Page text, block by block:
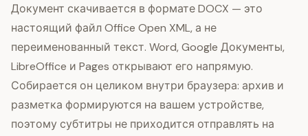
Документ скачивается в формате DOCX — это
настоящий файл Office Open XML, а не
переименованный текст. Word, Google Документы,
LibreOffice и Pages открывают его напрямую.
Собирается он целиком внутри браузера: архив и
разметка формируются на вашем устройстве,
поэтому субтитры не приходится отправлять на